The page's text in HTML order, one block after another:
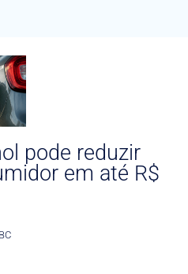
pode reduzir
em até R$